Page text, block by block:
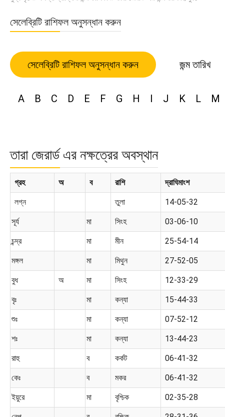
সেলেব্রিটি রাশিফল অনুসন্ধান করুন
সেলেব্রিটি রাশিফল অনুসন্ধান করুন জন্ম তারিখ
A B C D E F G H I J K L M
তারা জেরার্ড এর নক্ষত্রের অবস্থান
গ্রহ অ ব রাশি দ্রাঘিমাংশ
লগ্ন তুলা 14-05-32
সূর্য মা সিংহ 03-06-10
চন্দ্র মা মীন 25-54-14
মঙ্গল মা মিথুন 27-52-05
বুধ অ মা সিংহ 12-33-29
বৃঃ মা কন্যা 15-44-33
শুঃ মা কন্যা 07-52-12
শঃ মা কন্যা 13-44-23
রাহু ব কর্কট 06-41-32
কেঃ ব মকর 06-41-32
ইয়ুরে মা বৃশ্চিক 02-35-28